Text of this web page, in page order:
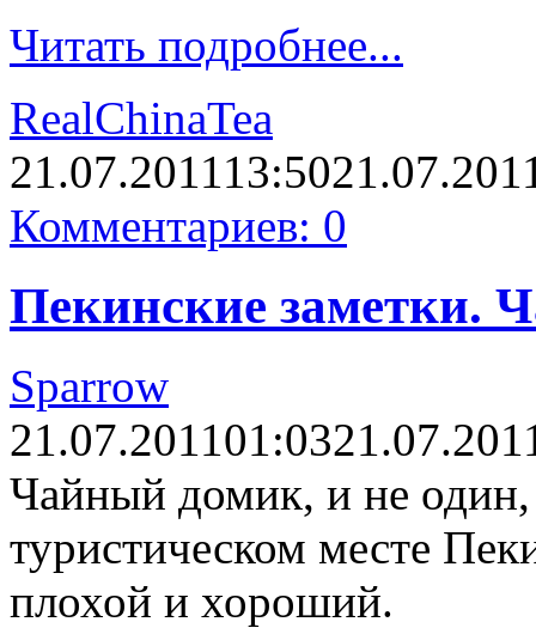
Читать подробнее...
RealChinaTea
21.07.201113:50
Комментариев: 0
Пекинские заметки.
Sparrow
21.07.201101:03
Чайный домик, и не
туристическом месте
плохой и хороший.